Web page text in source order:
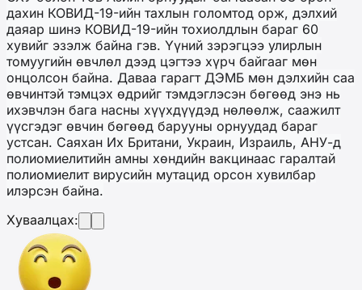
дахин КОВИД-19-ийн тахлын голомтод орж, дэлхий
даяар шинэ КОВИД-19-ийн тохиолдлын бараг 60
хувийг эзэлж байна гэв. Үүний зэрэгцээ улирлын
томуугийн өвчлөл дээд цэгтээ хүрч байгааг мөн
онцолсон байна. Даваа гарагт ДЭМБ мөн дэлхийн саа
өвчинтэй тэмцэх өдрийг тэмдэглэсэн бөгөөд энэ нь
ихэвчлэн бага насны хүүхдүүдэд нөлөөлж, саажилт
үүсгэдэг өвчин бөгөөд барууны орнуудад бараг
устсан. Саяхан Их Британи, Украин, Израиль, АНУ-д
полиомиелитийн амны хөндийн вакцинаас гаралтай
полиомиелит вирусийн мутацид орсон хувилбар
илэрсэн байна.
Хуваалцах: